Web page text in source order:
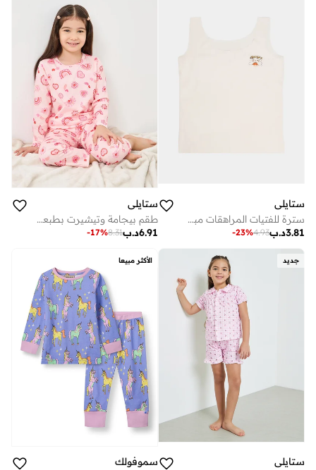
ستايلي
سترة للفتيات المراهقات مبطنة خفيفة
د.ب3.81
4.93
-23%
ستايلي
طقم بيجامة وتيشيرت بطبعة شاملة
د.ب6.91
8.31
-17%
جديد
ستايلي
الأكثر مبيعا
سموفولك